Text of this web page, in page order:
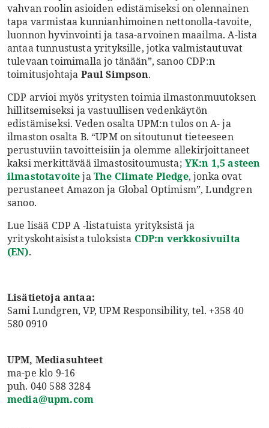
vahvan roolin asioiden edistämiseksi on olennainen
tapa varmistaa kunnianhimoinen nettonolla-tavoite,
luonnon hyvinvointi ja tasa-arvoinen maailma. A-lista
antaa tunnustusta yrityksille, jotka valmistautuvat
tulevaan toimimalla jo tänään”, sanoo CDP:n
toimitusjohtaja Paul Simpson.
CDP arvioi myös yritysten toimia ilmastonmuutoksen
hillitsemiseksi ja vastuullisen vedenkäytön
edistämiseksi. Veden osalta UPM:n tulos on A- ja
ilmaston osalta B. “UPM on sitoutunut tieteeseen
perustuviin tavoitteisiin ja olemme allekirjoittaneet
kaksi merkittävää ilmastositoumusta; YK:n 1,5 asteen
ilmastotavoitejaThe Climate Pledge, jonka ovat
perustaneet Amazon ja Global Optimism”, Lundgren
sanoo.
Lue lisää CDP A -listatuista yrityksistä ja
yrityskohtaisista tuloksista CDP:n verkkosivuilta
(EN).
Lisätietoja antaa:
Sami Lundgren, VP, UPM Responsibility, tel. +358 40
580 0910
UPM, Mediasuhteet
ma-pe klo 9-16
puh. 040 588 3284
media@upm.com